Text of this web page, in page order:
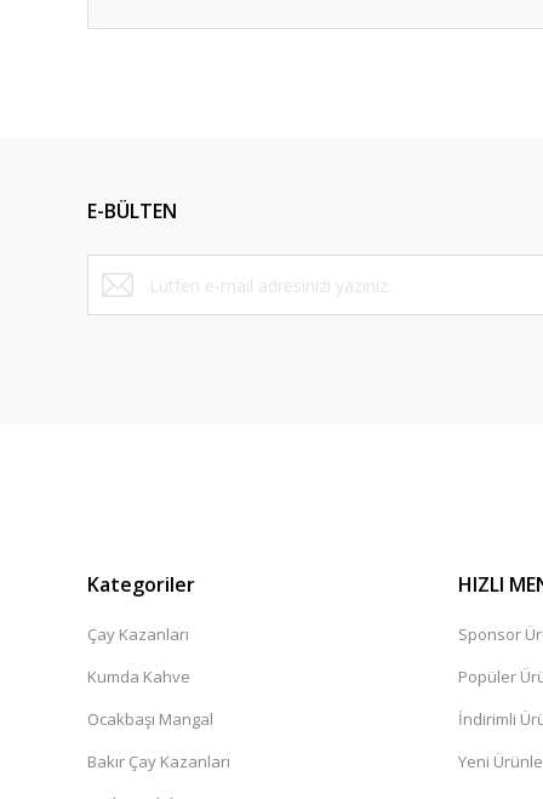
Ürün bilgilerinde hatalar bulunuyor.
Ürün fiyatı diğer sitelerden daha pahalı.
Bu ürüne benzer farklı alternatifler olmalı.
E-BÜLTEN
Kategoriler
Çay Kazanları
Kumda Kahve
Ocakbaşı Mangal
Bakır Çay Kazanları
HIZLI
Sponsor
Popüler
İndirimli
Yeni